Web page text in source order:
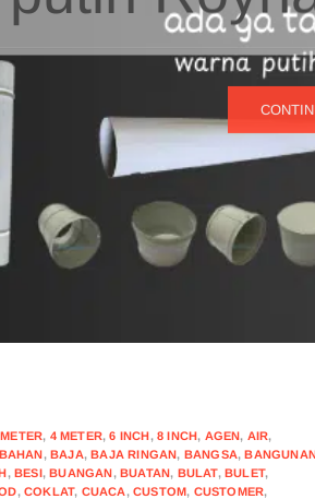
, 4 METER,6 INCH, 8 INCH, AGEN, AIR,
BAHAN, BAJA,BAJA RINGAN, BANGSA,
, BESI,BUANGAN, BUATAN, BULAT, BULET,
, COKLAT, CUACA, CUSTOM, CUSTOMER,